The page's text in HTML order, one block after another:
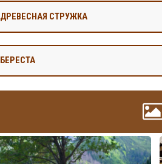
ДРЕВЕСНАЯ СТРУЖКА
БЕРЕСТА